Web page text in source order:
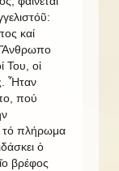
καί
Ἄνθρωπο
Του, οἱ
Ἦταν
πού
τό πλήρωμα
ὁ
βρέφος